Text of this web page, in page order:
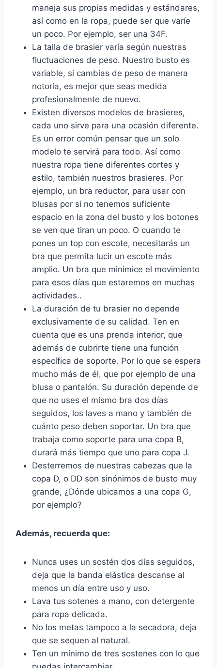
maneja sus propias medidas y estándares,
así como en la ropa, puede ser que varíe
un poco. Por ejemplo, ser una 34F.
La talla de brasier varía según nuestras
fluctuaciones de peso. Nuestro busto es
variable, si cambias de peso de manera
notoria, es mejor que seas medida
profesionalmente de nuevo.
Existen diversos modelos de brasieres,
cada uno sirve para una ocasión diferente.
Es un error común pensar que un solo
modelo te servirá para todo. Así como
nuestra ropa tiene diferentes cortes y
estilo, también nuestros brasieres. Por
ejemplo, un bra reductor, para usar con
blusas por si no tenemos suficiente
espacio en la zona del busto y los botones
se ven que tiran un poco. O cuando te
pones un top con escote, necesitarás un
bra que permita lucir un escote más
amplio. Un bra que minimice el movimiento
para esos días que estaremos en muchas
actividades..
La duración de tu brasier no depende
exclusivamente de su calidad. Ten en
cuenta que es una prenda interior, que
además de cubrirte tiene una función
específica de soporte. Por lo que se espera
mucho más de él, que por ejemplo de una
blusa o pantalón. Su duración depende de
que no uses el mismo bra dos días
seguidos, los laves a mano y también de
cuánto peso deben soportar. Un bra que
trabaja como soporte para una copa B,
durará más tiempo que uno para copa J.
Desterremos de nuestras cabezas que la
copa D, o DD son sinónimos de busto muy
grande, ¿Dónde ubicamos a una copa G,
por ejemplo?
Además, recuerda que:
Nunca uses un sostén dos días seguidos,
deja que la banda elástica descanse al
menos un día entre uso y uso.
Lava tus sotenes a mano, con detergente
para ropa delicada.
No los metas tampoco a la secadora, deja
que se sequen al natural.
Ten un mínimo de tres sostenes con lo que